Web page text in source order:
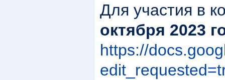
Для участия в
октября 2023
https://